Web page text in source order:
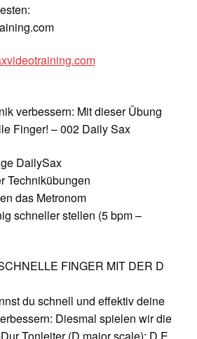
verbessern: Mit dieser Übung
Finger! – 002 Daily Sax
DailySax
Technikübungen
das Metronom
schneller stellen (5 bpm –
FINGER MIT DER D
du schnell und effektiv deine
Diesmal spielen wir die